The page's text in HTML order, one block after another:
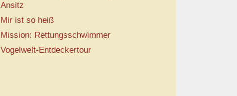
Ansitz
Mir ist so heiß
Mission: Rettungsschwimmer
Vogelwelt-Entdeckertour